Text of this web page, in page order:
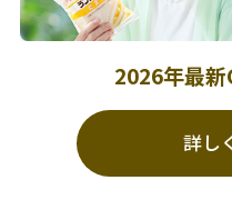
2026年最
詳し